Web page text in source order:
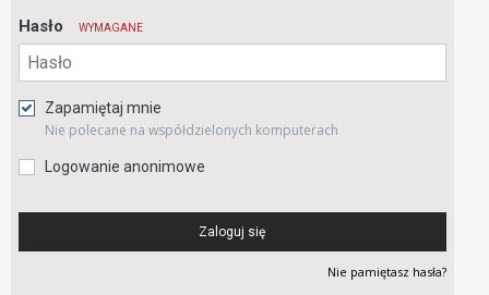
Hasło WYMAGANE
Zapamiętaj mnie
Nie polecane na współdzielonych komputerach
Logowanie anonimowe
Zaloguj się
Nie pamiętasz hasła?